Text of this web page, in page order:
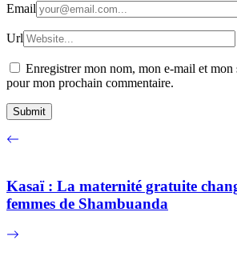
Email
Url
Enregistrer mon nom, mon e-mail et mon
pour mon prochain commentaire.
Kasaï : La maternité gratuite
femmes de Shambuanda